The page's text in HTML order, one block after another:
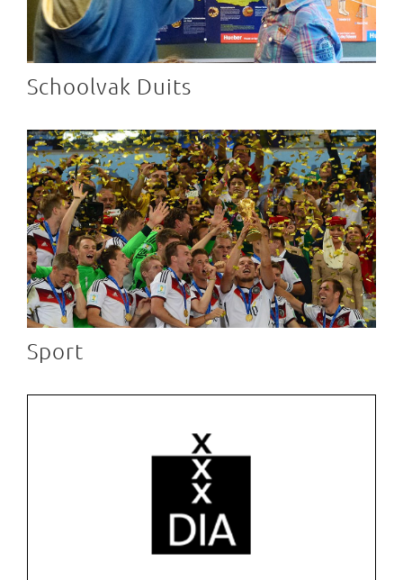
Schoolvak Duits
Sport